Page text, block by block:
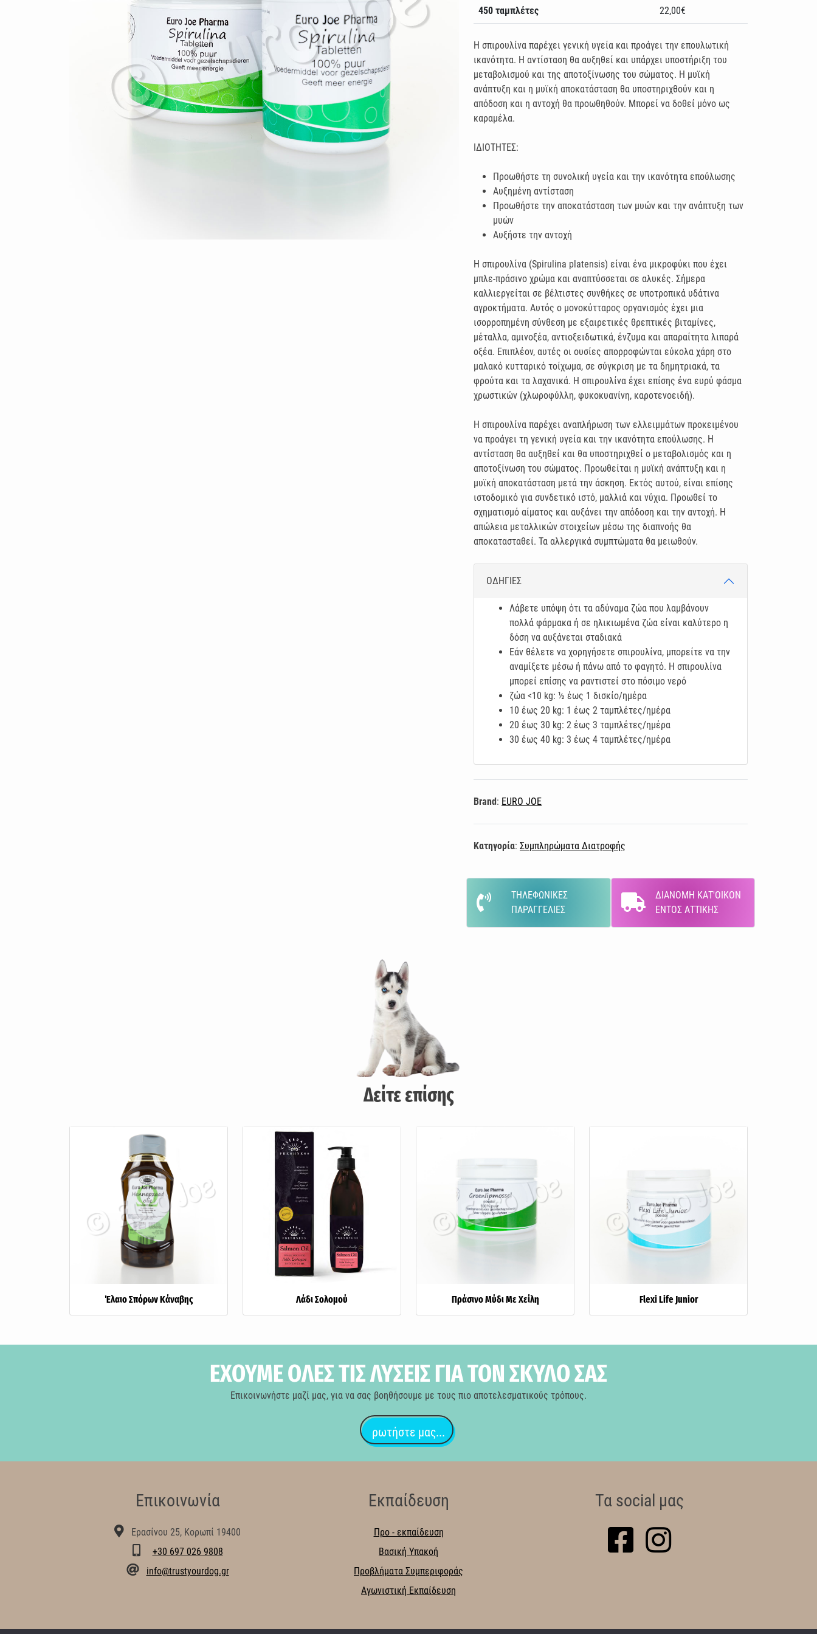
450 ταμπλέτες 22,00€
Η σπιρουλίνα παρέχει γενική υγεία και προάγει την επουλωτική
ικανότητα. Η αντίσταση θα αυξηθεί και υπάρχει υποστήριξη του
μεταβολισμού και της αποτοξίνωσης του σώματος. Η μυϊκή
ανάπτυξη και η μυϊκή αποκατάσταση θα υποστηριχθούν και η
απόδοση και η αντοχή θα προωθηθούν. Μπορεί να δοθεί μόνο ως
καραμέλα.
ΙΔΙΟΤΗΤΕΣ:
Προωθήστε τη συνολική υγεία και την ικανότητα επούλωσης
Αυξημένη αντίσταση
Προωθήστε την αποκατάσταση των μυών και την ανάπτυξη των
μυών
Αυξήστε την αντοχή
Η σπιρουλίνα (Spirulina platensis) είναι ένα μικροφύκι που έχει
μπλε-πράσινο χρώμα και αναπτύσσεται σε αλυκές. Σήμερα
καλλιεργείται σε βέλτιστες συνθήκες σε υποτροπικά υδάτινα
αγροκτήματα. Αυτός ο μονοκύτταρος οργανισμός έχει μια
ισορροπημένη σύνθεση με εξαιρετικές θρεπτικές βιταμίνες,
μέταλλα, αμινοξέα, αντιοξειδωτικά, ένζυμα και απαραίτητα λιπαρά
οξέα. Επιπλέον, αυτές οι ουσίες απορροφώνται εύκολα χάρη στο
μαλακό κυτταρικό τοίχωμα, σε σύγκριση με τα δημητριακά, τα
φρούτα και τα λαχανικά. Η σπιρουλίνα έχει επίσης ένα ευρύ φάσμα
χρωστικών (χλωροφύλλη, φυκοκυανίνη, καροτενοειδή).
Η σπιρουλίνα παρέχει αναπλήρωση των ελλειμμάτων προκειμένου
να προάγει τη γενική υγεία και την ικανότητα επούλωσης. Η
αντίσταση θα αυξηθεί και θα υποστηριχθεί ο μεταβολισμός και η
αποτοξίνωση του σώματος. Προωθείται η μυϊκή ανάπτυξη και η
μυϊκή αποκατάσταση μετά την άσκηση. Εκτός αυτού, είναι επίσης
ιστοδομικό για συνδετικό ιστό, μαλλιά και νύχια. Προωθεί το
σχηματισμό αίματος και αυξάνει την απόδοση και την αντοχή. Η
απώλεια μεταλλικών στοιχείων μέσω της διαπνοής θα
αποκατασταθεί. Τα αλλεργικά συμπτώματα θα μειωθούν.
ΟΔΗΓΙΕΣ
Λάβετε υπόψη ότι τα αδύναμα ζώα που λαμβάνουν
πολλά φάρμακα ή σε ηλικιωμένα ζώα είναι καλύτερο η
δόση να αυξάνεται σταδιακά
Εάν θέλετε να χορηγήσετε σπιρουλίνα, μπορείτε να την
αναμίξετε μέσω ή πάνω από το φαγητό. Η σπιρουλίνα
μπορεί επίσης να ραντιστεί στο πόσιμο νερό
ζώα <10 kg: ½ έως 1 δισκίο/ημέρα
10 έως 20 kg: 1 έως 2 ταμπλέτες/ημέρα
20 έως 30 kg: 2 έως 3 ταμπλέτες/ημέρα
30 έως 40 kg: 3 έως 4 ταμπλέτες/ημέρα
Brand: EURO JOE
Κατηγορία: Συμπληρώματα Διατροφής
ΤΗΛΕΦΩΝΙΚΕΣ
ΠΑΡΑΓΓΕΛΙΕΣ
ΔΙΑΝΟΜΗ ΚΑΤ'ΟΙΚΟΝ
ΕΝΤΟΣ ΑΤΤΙΚΗΣ
Δείτε επίσης
Έλαιο Σπόρων Κάναβης Λάδι Σολομού Πράσινο Μύδι Με Χείλη Flexi Life Junior
ΕΧΟΥΜΕ ΟΛΕΣ ΤΙΣ ΛΥΣΕΙΣ ΓΙΑ ΤΟΝ ΣΚΥΛΟ ΣΑΣ
Επικοινωνήστε μαζί μας, για να σας βοηθήσουμε με τους πιο αποτελεσματικούς τρόπους.
ρωτήστε μας...
Επικοινωνία
Ερασίνου 25, Κορωπί 19400
+30 697 026 9808
info@trustyourdog.gr
Εκπαίδευση
Προ - εκπαίδευση
Βασική Υπακοή
Προβλήματα Συμπεριφοράς
Αγωνιστική Εκπαίδευση
Τα social μας